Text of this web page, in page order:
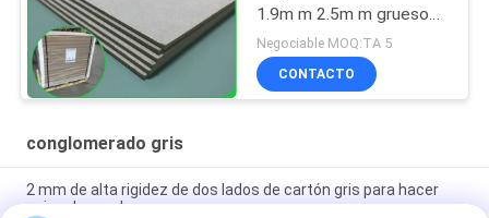
1.9m m 2.5m m gruesos
en el formato los
70*100cm
Negociable MOQ:TA 5
CONTACTO
conglomerado gris
2 mm de alta rigidez de dos lados de cartón gris para hacer
cajas de regalo